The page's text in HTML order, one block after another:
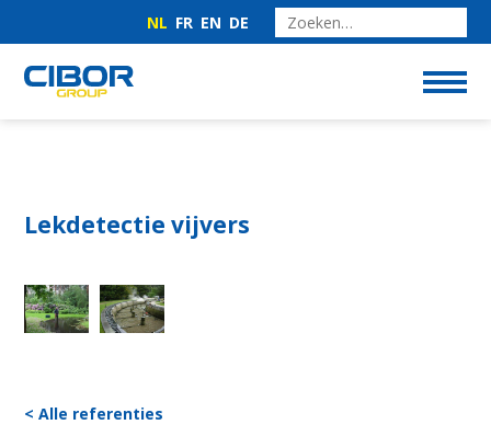
NL FR EN DE
Lekdetectie vijvers
< Alle referenties